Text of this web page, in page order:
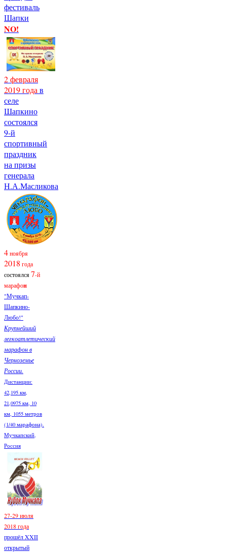
фестиваль
Шапки
NO!
2 февраля
2019 года в
селе
Шапкино
состоялся
9-й
спортивный
праздник
на призы
генерала
Н.А.Масликова
4ноября
2018 года
состоялся7-й
марафон
"Мучкап-
Шапкино-
Любо!"
Крупнейший
легкоатлетический
марафон в
Черноземье
России.
Дистанции:
42,195 км,
21,0975 км, 10
км, 1055 метров
(1/40 марафона).
Мучкапский,
Россия
27-29 июля
2018 года
прошёл XXII
открытый